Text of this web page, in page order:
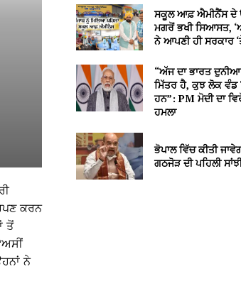
ਕਰਨ
ਤੋਂ
ਨੇ
ਸਕੂਲ ਆਫ਼ ਐਮੀਨੈਂਸ ਦੇ
ਮਗਰੋਂ ਭਖੀ ਸਿਆਸਤ,
ਨੇ ਆਪਣੀ ਹੀ ਸਰਕਾਰ
“ਅੱਜ ਦਾ ਭਾਰਤ ਦੁਨੀਆ
ਮਿੱਤਰ ਹੈ, ਕੁਝ ਲੋਕ ਵੰਡ
ਹਨ”: PM ਮੋਦੀ ਦਾ
ਹਮਲਾ
ਭੋਪਾਲ ਵਿੱਚ ਕੀਤੀ
ਗਠਜੋੜ ਦੀ ਪਹਿਲੀ